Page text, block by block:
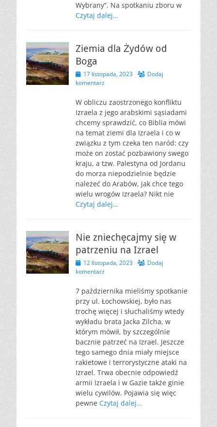
Wybrany”. Na spotkaniu zboru w
Czytaj dalej…
Ziemia dla Żydów od
Boga
Opublikowano
17 listopada, 2023
Dodaj
komentarz
W obliczu zaostrzonego konfliktu
Izraela z jego arabskimi sąsiadami
chcemy sprawdzić, co Biblia mówi
na temat ziemi dla Izraela i co w
związku z tym czeka ten naród: czy
może on zostać pozbawiony swego
kraju, a tzw. Palestyna od Jordanu
do morza niepodzielnie będzie
należeć do Arabów, jak chce tego
wielu wrogów Izraela? Nikt nie
Czytaj dalej…
Nie zniechęcajmy się w
patrzeniu na Izrael
Opublikowano
12 listopada, 2023
Dodaj
komentarz
7 października mieliśmy spotkanie
przy ul. Łochowskiej, było nas
trochę więcej i słuchaliśmy wtedy
wykładu brata Jacka Zilcha, w
którym mówił, by szczególnie
bacznie patrzeć na Izrael. Jeszcze
tego samego dnia miały miejsce
rakietowe i terrorystyczne ataki na
Izrael. Trwa obecnie odpowiedź
armii Izraela i w Gazie także ginie
wielu cywilów. Pojawia się więc
pewne Czytaj dalej…